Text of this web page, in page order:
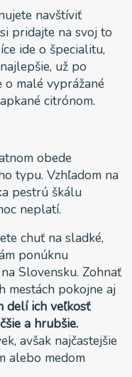
navštíviť
pridajte na svoj to
ide o špecialitu,
už po
o malé vyprážané
citrónom.
obede
typu. Vzhľadom na
pestrú škálu
neplatí.
chuť na sladké,
ponúknu
Slovensku. Zohnať
mestách pokojne aj
delí ich veľkosť
a hrubšie.
avšak najčastejšie
alebo medom